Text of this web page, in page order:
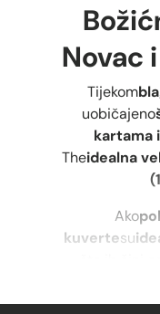
Novac
Tijekom
uobičajeno
kartama
Theidealna
Ako
kuvertesu